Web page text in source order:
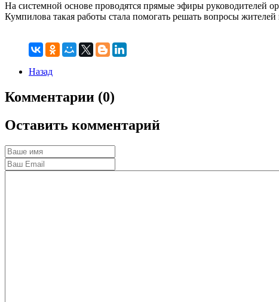
На системной основе проводятся прямые эфиры руководителей
Кумпилова такая работы стала помогать решать вопросы
Назад
Комментарии (0)
Оставить комментарий